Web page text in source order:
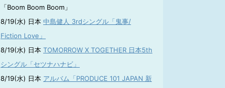
「Boom Boom Boom」
8/19(水) 日本 中島健人 3rdシングル「鬼事/
Fiction Love」
8/19(水) 日本 TOMORROW X TOGETHER 日本5th
シングル「セツナハナビ」
8/19(水) 日本 アルバム「PRODUCE 101 JAPAN 新